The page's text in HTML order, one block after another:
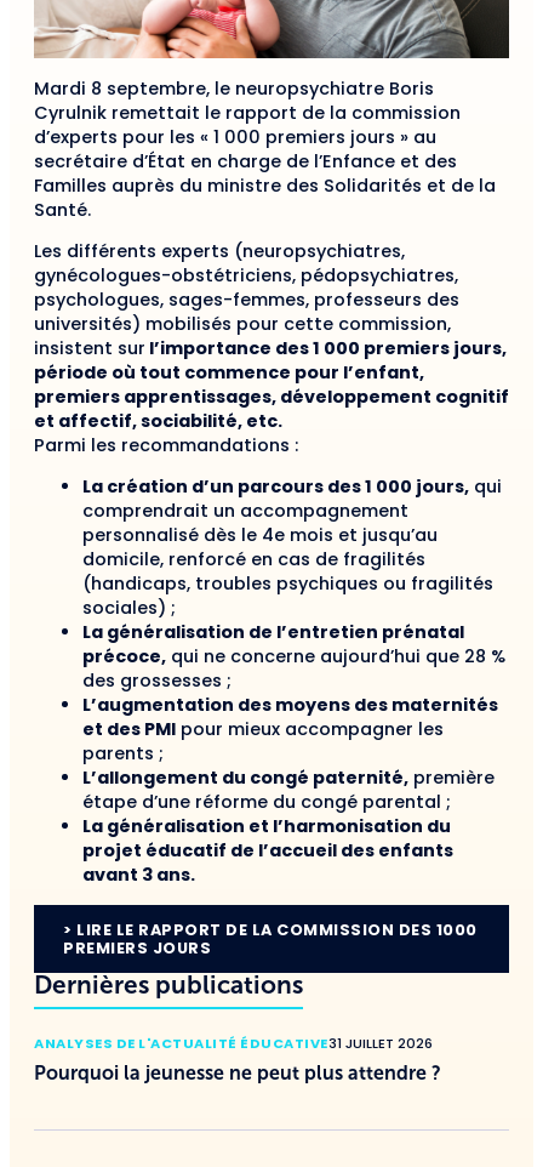
Mardi 8 septembre, le neuropsychiatre Boris
Cyrulnik remettait le rapport de la commission
d’experts pour les « 1 000 premiers jours » au
secrétaire d’État en charge de l’Enfance et des
Familles auprès du ministre des Solidarités et de la
Santé.
Les différents experts (neuropsychiatres,
gynécologues-obstétriciens, pédopsychiatres,
psychologues, sages-femmes, professeurs des
universités) mobilisés pour cette commission,
insistent sur l’importance des 1 000 premiers jours,
période où tout commence pour l’enfant,
premiers apprentissages, développement cognitif
et affectif, sociabilité, etc.
Parmi les recommandations :
La création d’un parcours des 1 000 jours, qui
comprendrait un accompagnement
personnalisé dès le 4e mois et jusqu’au
domicile, renforcé en cas de fragilités
(handicaps, troubles psychiques ou fragilités
sociales) ;
La généralisation de l’entretien prénatal
précoce, qui ne concerne aujourd’hui que 28 %
des grossesses ;
L’augmentation des moyens des maternités
et des PMI pour mieux accompagner les
parents ;
L’allongement du congé paternité, première
étape d’une réforme du congé parental ;
La généralisation et l’harmonisation du
projet éducatif de l’accueil des enfants
avant 3 ans.
> LIRE LE RAPPORT DE LA COMMISSION DES 1000
PREMIERS JOURS
Dernières publications
ANALYSES DE L'ACTUALITÉ ÉDUCATIVE31 JUILLET 2026
Pourquoi la jeunesse ne peut plus attendre ?